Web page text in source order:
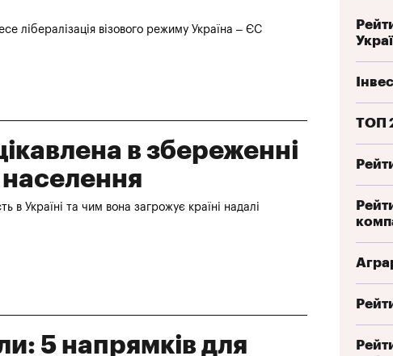
лібералізація візового режиму Україна – ЄС
в збереженні
населення
в Україні та чим вона загрожує країні надалі
5 напрямків для
ТОП